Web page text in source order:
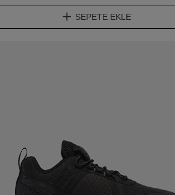
SEPETE EKLE